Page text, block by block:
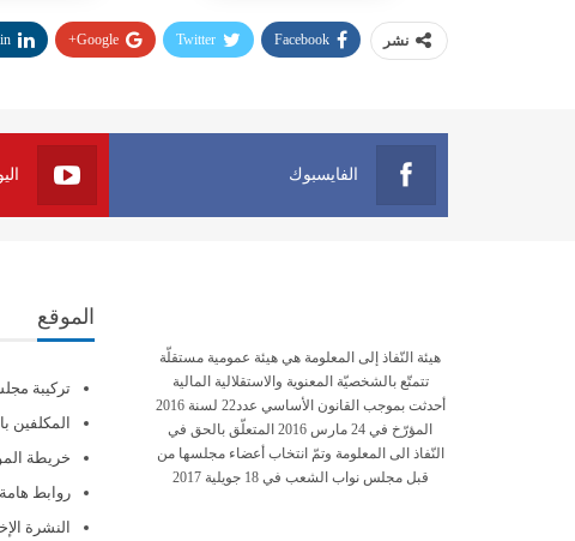
نشر Facebook
Twitter
Google+
الفايسبوك
هيئة النّفاذ إلى المعلومة هي هيئة عمومية مستقلّة
تتمتّع بالشخصيّة المعنوية والاستقلالية المالية
أحدثت بموجب القانون الأساسي عدد22 لسنة 2016
المؤرّخ في 24 مارس 2016 المتعلّق بالحق في
النّفاذ الى المعلومة وتمّ انتخاب أعضاء مجلسها من
قبل مجلس نواب الشعب في 18 جويلية 2017
الموقع
تركيبة
المكلفين
خريطة
روابط هامة
النشرة